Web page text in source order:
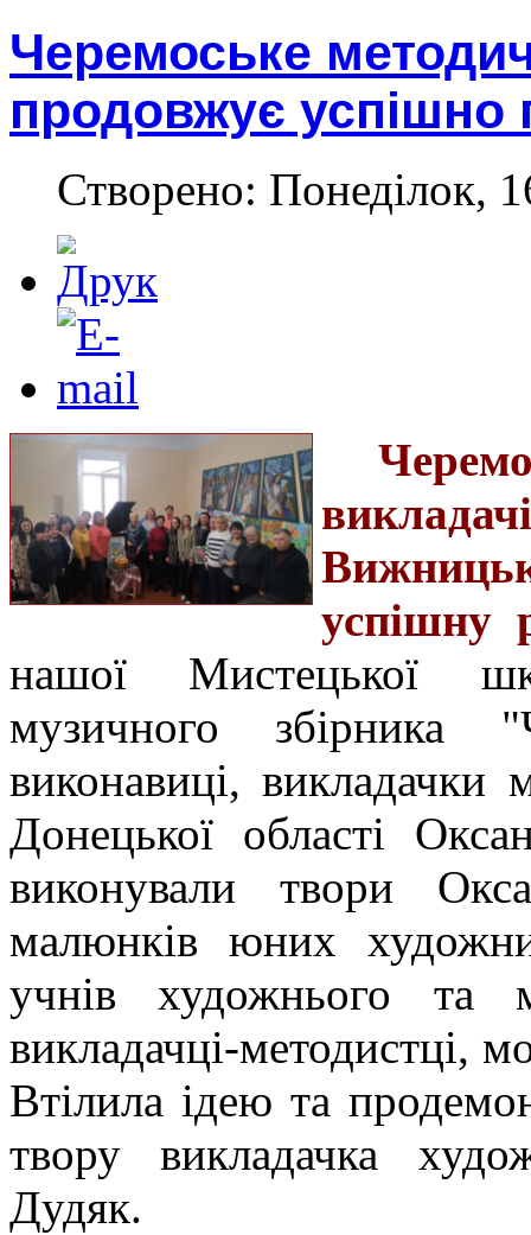
Черемоське
продовжує успішно
Створено: Понеділок,
успішну
нашої Мистецької
музичного збірника
виконавиці,
Донецької області
виконували твори
малюнків юних
учнів художнього та
викладачці-методистці,
Втілила ідею та
твору викладачка
Дудяк.